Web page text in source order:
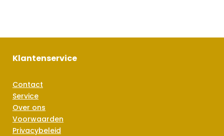
Klantenservice
Contact
Service
Over ons
Voorwaarden
Privacybeleid